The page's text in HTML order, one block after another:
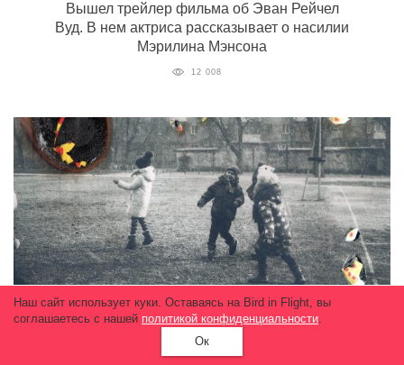
Вышел трейлер фильма об Эван Рейчел
Вуд. В нем актриса рассказывает о насилии
Мэрилина Мэнсона
12 008
Фотопроект
Донбасс не для детей
12 308
Наш сайт использует куки. Оставаясь на Bird in Flight, вы
соглашаетесь с нашей политикой конфиденциальности.
Ок